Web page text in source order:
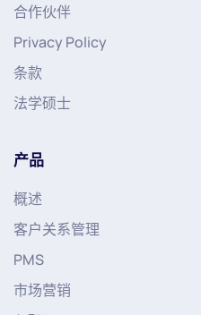
合作伙伴
Privacy Policy
条款
法学硕士
产品
概述
客户关系管理
PMS
市场营销